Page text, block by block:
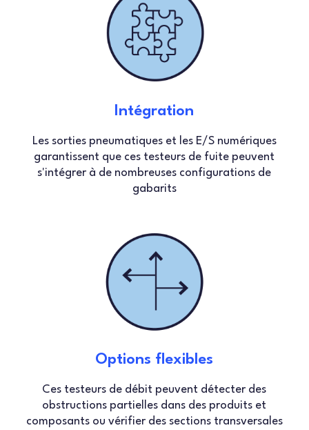
Intégration
Les sorties pneumatiques et les E/S numériques
garantissent que ces testeurs de fuite peuvent
s'intégrer à de nombreuses configurations de
gabarits
Options flexibles
Ces testeurs de débit peuvent détecter des
obstructions partielles dans des produits et
composants ou vérifier des sections transversales